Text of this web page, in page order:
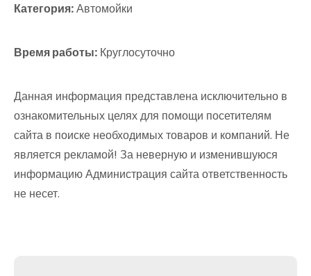
Категория:Автомойки
Время работы: Круглосуточно
Данная информация представлена исключительно в
ознакомительных целях для помощи посетителям
сайта в поиске необходимых товаров и компаний. Не
является рекламой! За неверную и изменившуюся
информацию Администрация сайта ответственность
не несет.